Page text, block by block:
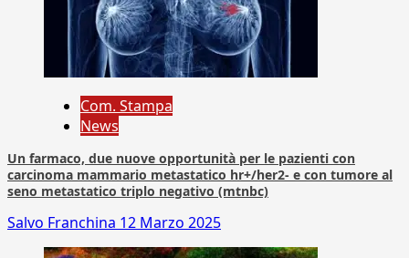
Com. Stampa
News
Un farmaco, due nuove opportunità per le pazienti con
carcinoma mammario metastatico hr+/her2- e con tumore al
seno metastatico triplo negativo (mtnbc)
Salvo Franchina 12 Marzo 2025